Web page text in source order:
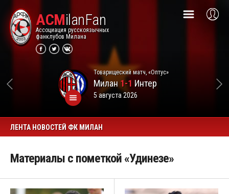
ACMilanFan
Ассоциация русскоязычных
фанклубов Милана
Товарищеский матч, «Оптус»
Милан1-1 Интер
5 августа 2026
ЛЕНТА НОВОСТЕЙ ФК МИЛАН
Материалы с пометкой «Удинезе»